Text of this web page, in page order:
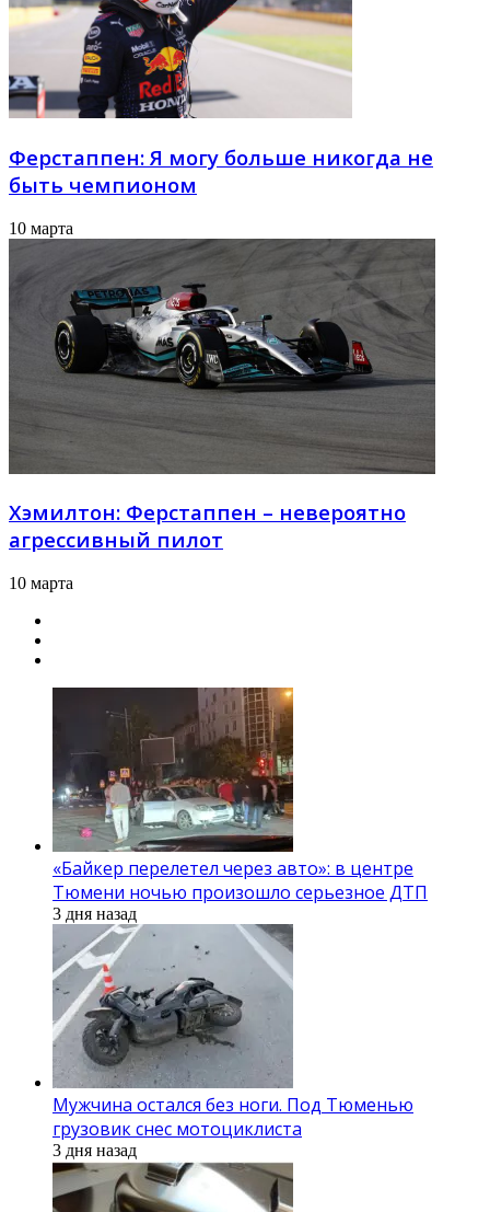
Ферстаппен: Я могу больше никогда не
быть чемпионом
10 марта
Хэмилтон: Ферстаппен – невероятно
агрессивный пилот
10 марта
«Байкер перелетел через авто»: в центре
Тюмени ночью произошло серьезное ДТП
3 дня назад
Мужчина остался без ноги. Под Тюменью
грузовик снес мотоциклиста
3 дня назад